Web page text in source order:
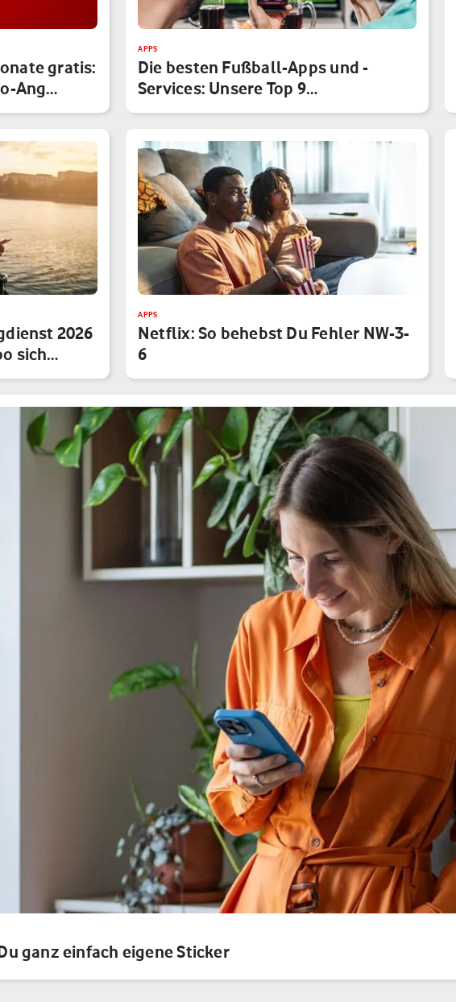
gratis:
Ang…
APPS
Die besten Fußball-Apps und -
Services: Unsere Top 9
Anwendungen f…
2026
sich…
APPS
Netflix: So behebst Du Fehler NW-3-
6
ganz einfach eigene Sticker